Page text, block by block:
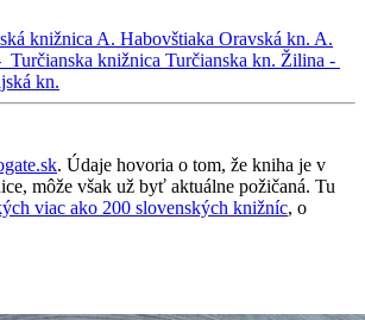
knižnica A. Habovštiaka Oravská kn. A.
Turčianska knižnica Turčianska kn. Žilina -
kn.
. Údaje hovoria o tom, že kniha je v
môže však už byť aktuálne požičaná. Tu
viac ako 200 slovenských knižníc, o